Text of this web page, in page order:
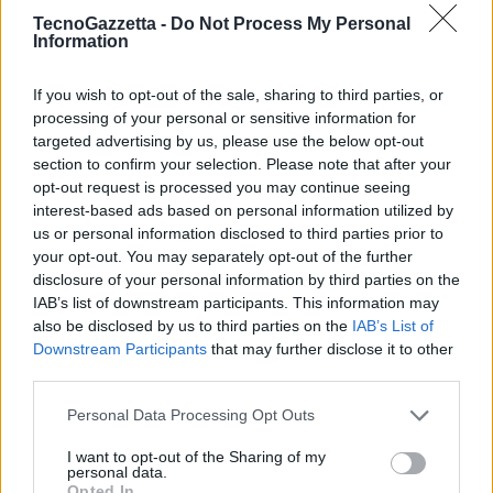
TecnoGazzetta - Do Not Process My Personal
Information
If you wish to opt-out of the sale, sharing to third parties, or
processing of your personal or sensitive information for
targeted advertising by us, please use the below opt-out
section to confirm your selection. Please note that after your
opt-out request is processed you may continue seeing
interest-based ads based on personal information utilized by
us or personal information disclosed to third parties prior to
your opt-out. You may separately opt-out of the further
disclosure of your personal information by third parties on the
IAB’s list of downstream participants. This information may
also be disclosed by us to third parties on the IAB’s List of
Downstream Participants that may further disclose it to other
Personal Data Processing Opt Outs
I want to opt-out of the Sharing of my
personal data.
shopping”, ha commentato Joe Baguley, VP & CTO EMEA, VMware.
“In questo momento, il prezzo percepito del progresso è troppo alto e
condivisione dei dati necessari per alimentare il cambiamento.
Affinché i consumatori abbraccino tutto questo, devono sapere cosa
succede ai loro dati – la maggior parte dei quali non è personalmente
identificabile – e sentirsi sicuri che vengano gestiti in modo sicuro e
sensibile”.
Allo stato attuale, la sfiducia nei dati sta impedendo lo sviluppo del
pieno potenziale che la tecnologia ha per agire come una forza per il
bene. Il sessanta per cento dei consumatori è spaventato o a disagio
nel condividere i propri dati personali per aiutare i governi e le
aziende a progettare infrastrutture più intelligenti e più green. Dato
che in Italia scende a un più confortante 49%. E meno di un quinto
città in cui vive potrebbe migliorare l’efficienza dell’area in cui vive,